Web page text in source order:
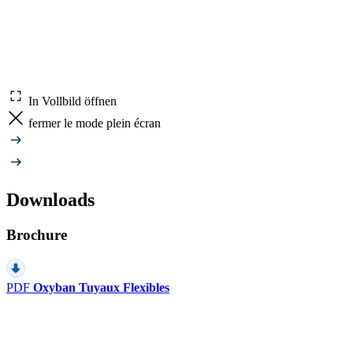
In Vollbild öffnen
fermer le mode plein écran
Downloads
Brochure
PDF Oxyban Tuyaux Flexibles